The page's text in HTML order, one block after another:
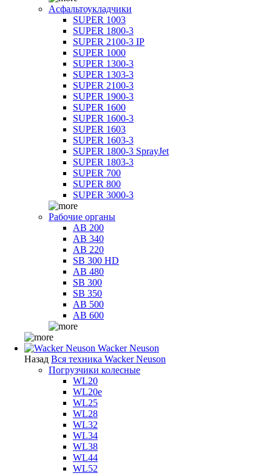
Асфальтоукладчики
SUPER 1003
SUPER 1800-3
SUPER 2100-3 IP
SUPER 1000
SUPER 1300-3
SUPER 1303-3
SUPER 2100-3
SUPER 1900-3
SUPER 1600
SUPER 1600-3
SUPER 1603
SUPER 1603-3
SUPER 1800-3 SprayJet
SUPER 1803-3
SUPER 700
SUPER 800
SUPER 3000-3
Рабочие органы
AB 200
AB 340
AB 220
SB 300 HD
AB 480
SB 300
SB 350
AB 500
AB 600
Wacker Neuson
Назад Вся техника Wacker Neuson
Погрузчики колесные
WL20
WL20e
WL25
WL28
WL32
WL34
WL38
WL44
WL52